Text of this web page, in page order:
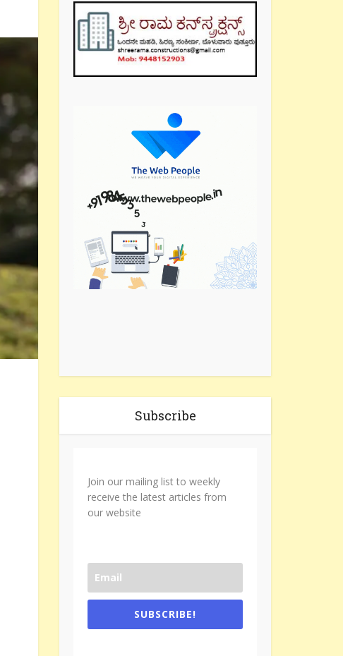
Subscribe
Join our mailing list to weekly
receive the latest articles from
our website
SUBSCRIBE!